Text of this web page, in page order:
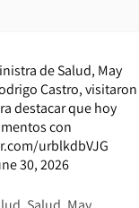
de Salud, May
Castro, visitaron
destacar que hoy
con
urblkdbVJG
30, 2026